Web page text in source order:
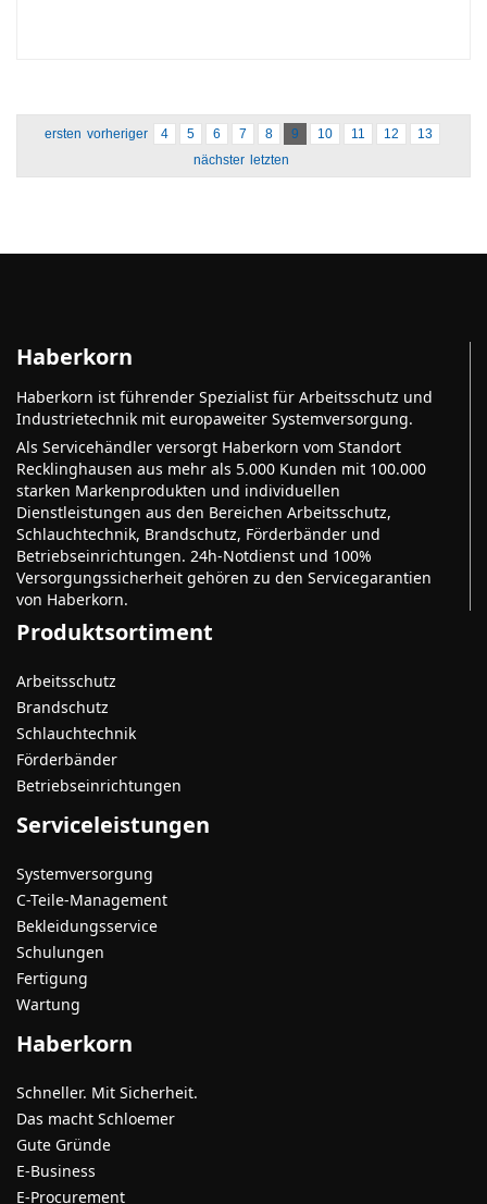
ersten vorheriger 4 5 6 7 8 9 10 11 12
13
nächster
letzten
Haberkorn
Haberkorn ist führender Spezialist für Arbeitsschutz und
Industrietechnik mit europaweiter Systemversorgung.
Als Servicehändler versorgt Haberkorn vom Standort
Recklinghausen aus mehr als 5.000 Kunden mit 100.000
starken Markenprodukten und individuellen
Dienstleistungen aus den Bereichen Arbeitsschutz,
Schlauchtechnik, Brandschutz, Förderbänder und
Betriebseinrichtungen. 24h-Notdienst und 100%
Versorgungssicherheit gehören zu den Servicegarantien
von Haberkorn.
Produktsortiment
Arbeitsschutz
Brandschutz
Schlauchtechnik
Förderbänder
Betriebseinrichtungen
Serviceleistungen
Systemversorgung
C-Teile-Management
Bekleidungsservice
Schulungen
Fertigung
Wartung
Haberkorn
Schneller. Mit Sicherheit.
Das macht Schloemer
Gute Gründe
E-Business
E-Procurement